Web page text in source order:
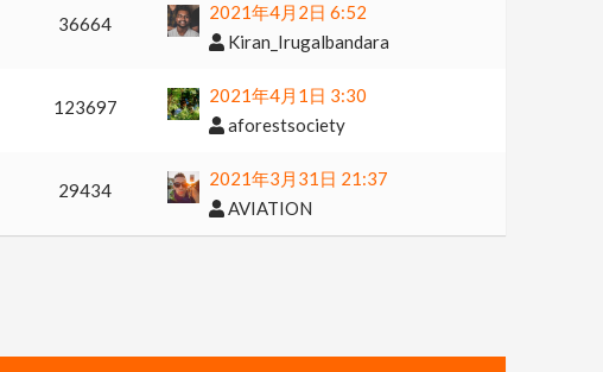
36664
2021年4月2日 6:52
Kiran_Irugalbandara
123697
2021年4月1日 3:30
aforestsociety
29434
2021年3月31日 21:37
AVIATION